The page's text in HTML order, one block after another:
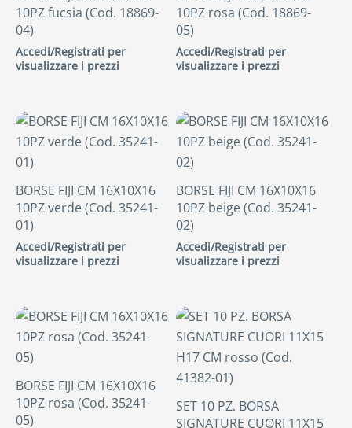
10PZ fucsia (Cod. 18869-
04)
Accedi/Registrati per
visualizzare i prezzi
10PZ rosa (Cod. 18869-
05)
Accedi/Registrati per
visualizzare i prezzi
BORSE FIJI CM 16X10X16
10PZ verde (Cod. 35241-
01)
Accedi/Registrati per
visualizzare i prezzi
BORSE FIJI CM 16X10X16
10PZ beige (Cod. 35241-
02)
Accedi/Registrati per
visualizzare i prezzi
BORSE FIJI CM 16X10X16
10PZ rosa (Cod. 35241-
05)
SET 10 PZ. BORSA
SIGNATURE CUORI 11X15